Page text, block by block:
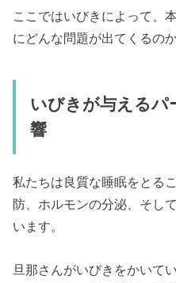
ここではいびきによって、
にどんな問題が出てくるの
いびきが与えるパ
響
私たちは良質な睡眠をとる
防、ホルモンの分泌、そし
います。
旦那さんがいびきをかいて